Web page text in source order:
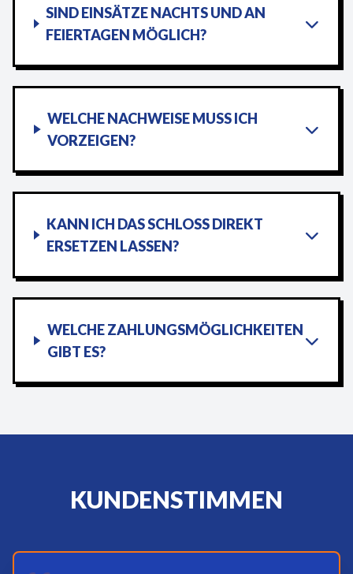
SIND EINSÄTZE NACHTS UND AN
FEIERTAGEN MÖGLICH?
WELCHE NACHWEISE MUSS ICH
VORZEIGEN?
KANN ICH DAS SCHLOSS DIREKT
ERSETZEN LASSEN?
WELCHE ZAHLUNGSMÖGLICHKEITEN
GIBT ES?
KUNDENSTIMMEN